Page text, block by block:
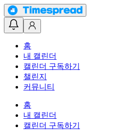
홈
내 캘린더
캘린더 구독하기
챌린지
커뮤니티
홈
내 캘린더
캘린더 구독하기